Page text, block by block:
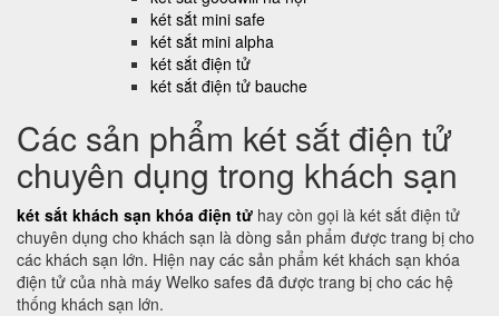
két sắt mini safe
két sắt mini alpha
két sắt điện tử
két sắt điện tử bauche
Các sản phẩm két sắt điện tử
chuyên dụng trong khách sạn
két sắt khách sạn khóa điện tử hay còn gọi là két sắt điện tử
chuyên dụng cho khách sạn là dòng sản phẩm được trang bị cho
các khách sạn lớn. Hiện nay các sản phẩm két khách sạn khóa
điện tử của nhà máy Welko safes đã được trang bị cho các hệ
thống khách sạn lớn.